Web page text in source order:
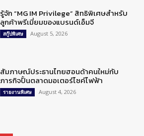
รู้จัก “MG IM Privilege” สิทธิพิเศษสำหรับ
ลูกค้าพรีเมี่ยมของแบรนด์เอ็มจี
สกู๊ปพิเศษ August 5, 2026
สัมภาษณ์ประธานไทยฮอนด้าคนใหม่กับ
ภารกิจปั้นตลาดมอเตอร์ไซค์ไฟฟ้า
รายงานพิเศษ August 4, 2026